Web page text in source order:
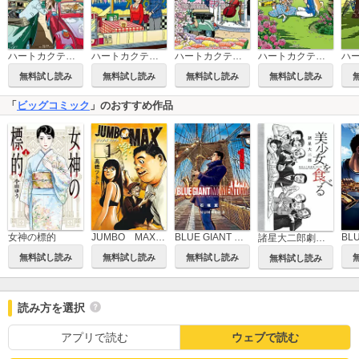
ハートカクテル ルネサンス
無料試し読み
ハートカクテル ウインターストーリーズ
無料試し読み
ハートカクテル スプリングストーリーズ
無料試し読み
ハートカクテル ミュージック＆クルーズ サンライズ
無料試し読み
「 ビッグコミック 」のおすすめ作品
女神の標的
無料試し読み
JUMBO MAX～ハイパーED薬密造人～
無料試し読み
BLUE GIANT MOMENTUM
無料試し読み
諸星大二郎劇場 第3集 美少女を食べる
無料試し読み
読み方を選択
アプリで読む ウェブで読む